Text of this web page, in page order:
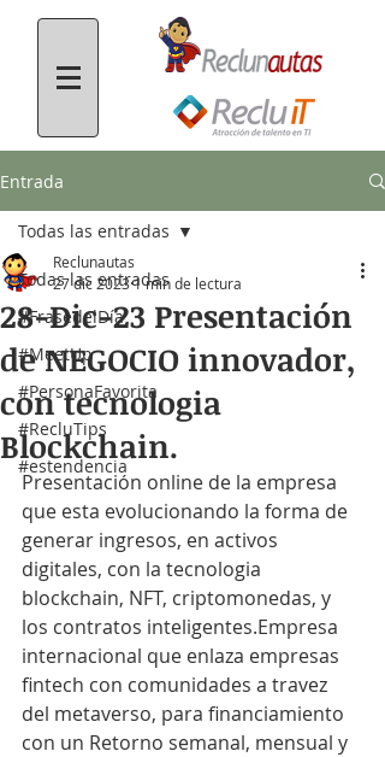
Entrada
Todas las entradas
#FrasedelDía
#MeetUp
#PersonaFavorita
#RecluTips
#estendencia
Todas las entradas
28-Dic-23 Presentación
de NEGOCIO innovador,
con tecnologia
Blockchain.
Reclunautas
27 dic 20231 min de lectura
Presentación online de la empresa
que esta evolucionando la forma de
generar ingresos, en activos
digitales, con la tecnologia
blockchain, NFT, criptomonedas, y
los contratos inteligentes.Empresa
internacional que enlaza empresas
fintech con comunidades a travez
del metaverso, para financiamiento
con un Retorno semanal, mensual y